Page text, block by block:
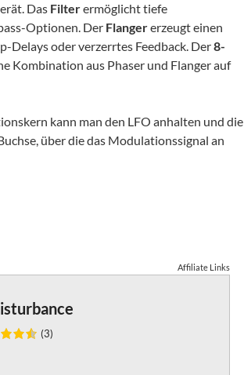
Das Filterermöglicht tiefe
Optionen. Der Flangererzeugt einen
oder verzerrtes Feedback. Der8-
Kombination aus Phaser und Flanger auf
kann man den LFO anhalten und die
über die das Modulationssignal an
Affiliate Links
(3)